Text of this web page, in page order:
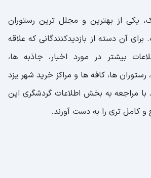
یکی از بهترین و مجلل ترین رستوران
آن دسته از بازدیدکنندگانی که علاقه
بیشتر در مورد اخبار، جاذبه ها،
، رستوران ها، کافه ها و مراکز خرید شهر یزد
با مراجعه به بخش اطلاعات گردشگری این
و کامل تری را به دست آورند.